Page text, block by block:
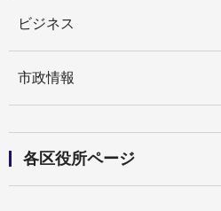
ビジネス
市政情報
各区役所ページ